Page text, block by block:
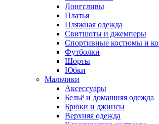
Лонгсливы
Платья
Пляжная одежда
Свитшоты и джемперы
Спортивные костюмы и
Футболки
Шорты
Юбки
Мальчики
Аксессуары
Бельё и домашняя одежда
Брюки и джинсы
Верхняя одежда